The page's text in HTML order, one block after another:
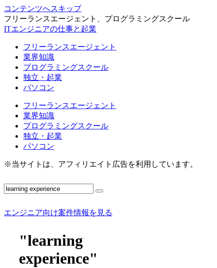
コンテンツへスキップ
フリーランスエージェント、プログラミングスクール
ITエンジニアの仕事と起業
フリーランスエージェント
業界知識
プログラミングスクール
独立・起業
パソコン
フリーランスエージェント
業界知識
プログラミングスクール
独立・起業
パソコン
※当サイトは、アフィリエイト広告を利用しています。
エンジニア向け案件情報を見る
"learning
experience"